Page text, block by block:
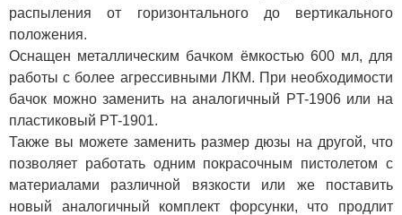
распыления от горизонтального до вертикального
положения.
Оснащен металлическим бачком ёмкостью 600 мл, для
работы с более агрессивными ЛКМ. При необходимости
бачок можно заменить на аналогичный PT-1906 или на
пластиковый PT-1901.
Также вы можете заменить размер дюзы на другой, что
позволяет работать одним покрасочным пистолетом с
материалами различной вязкости или же поставить
новый аналогичный комплект форсунки, что продлит